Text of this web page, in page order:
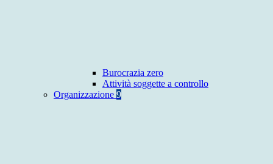
Burocrazia zero
Attività soggette a controllo
Organizzazione 9